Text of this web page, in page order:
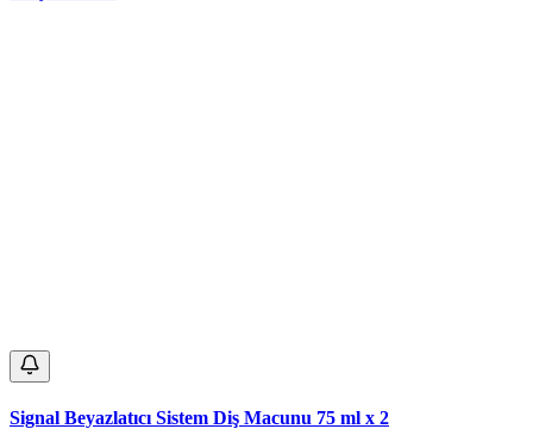
Signal Beyazlatıcı Sistem Diş Macunu 75 ml x 2